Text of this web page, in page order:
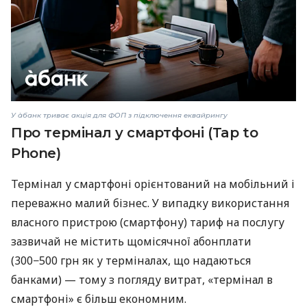
У àбанк триває акція для ФОП з підключення еквайрингу
Про термінал у смартфоні (Tap to
Phone)
Термінал у смартфоні орієнтований на мобільний і
переважно малий бізнес. У випадку використання
власного пристрою (смартфону) тариф на послугу
зазвичай не містить щомісячної абонплати
(300−500 грн як у терміналах, що надаються
банками) — тому з погляду витрат, «термінал в
смартфоні» є більш економним.